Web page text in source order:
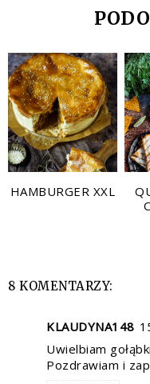
HAMBURGER XXL
8 KOMENTARZY:
KLAUDYNA148
Uwielbiam
Pozdrawiam i